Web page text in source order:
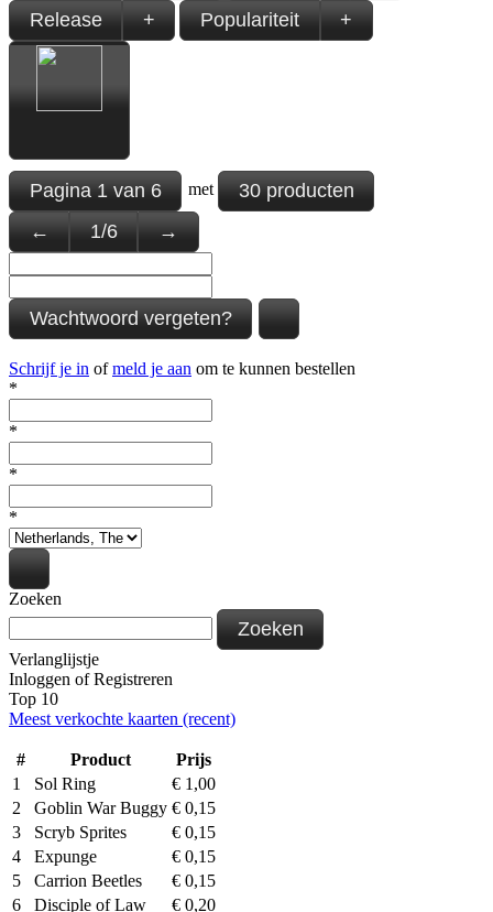
Release
+ Populariteit +
Pagina1van6 met
30 producten
←
1/6 →
Wachtwoord vergeten?
Schrijf je in ofmeld je aan om te kunnen bestellen
*
*
*
*
Zoeken
Zoeken
Verlanglijstje
Inloggen ofRegistreren
Top 10
Meest verkochte kaarten (recent)
# Product
Prijs
1
Sol Ring € 1,00
2
Goblin War Buggy € 0,15
3
Scryb Sprites € 0,15
4
Expunge € 0,15
5
Carrion Beetles € 0,15
6
Disciple of Law € 0,20